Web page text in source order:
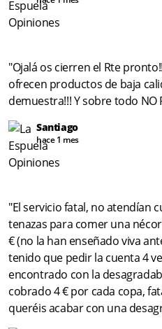
"Ojalá os cierren el Rte
ofrecen productos de baja
demuestra!!! Y sobre todo NO
Santiago
hace 1 mes
"El servicio fatal, no atendían
tenazas para comer una
€ (no la han enseñado viva
tenido que pedir la cuenta 4
encontrado con la
cobrado 4 € por cada copa,
queréis acabar con una